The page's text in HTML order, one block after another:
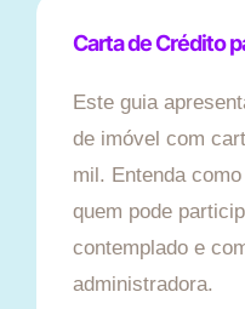
Carta de Crédito
Este guia
de imóvel com
mil. Entenda
quem pode
contemplado e
administradora.